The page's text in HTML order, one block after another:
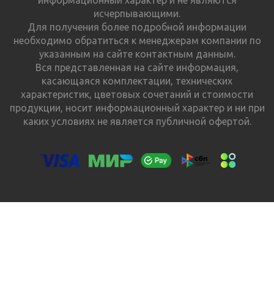
исчерпывающими.
Для получения более подробной информации
необходимо обратиться к менеджерам компании по
указанным на сайте контактным данным.
Вся представленная на сайте информация,
касающаяся комплектации, технических
характеристик, цветовых сочетаний и стоимости
продукции, носит информационный характер и ни при
каких условиях не является публичной офертой.